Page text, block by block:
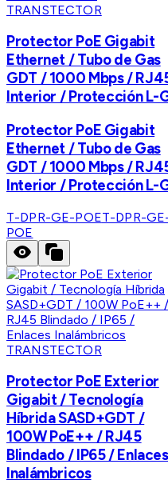
TRANSTECTOR
Protector PoE Gigabit
Ethernet / Tubo de Gas
GDT / 1000 Mbps /
Interior / Protección L-
Protector PoE Gigabit
Ethernet / Tubo de Gas
GDT / 1000 Mbps /
Interior / Protección L-
T-DPR-GE-POET-DPR-
POE
TRANSTECTOR
Protector PoE Exterior
Gigabit / Tecnología
Híbrida SASD+GDT /
100W PoE++ / RJ45
Blindado / IP65 / Enlaces
Inalámbricos